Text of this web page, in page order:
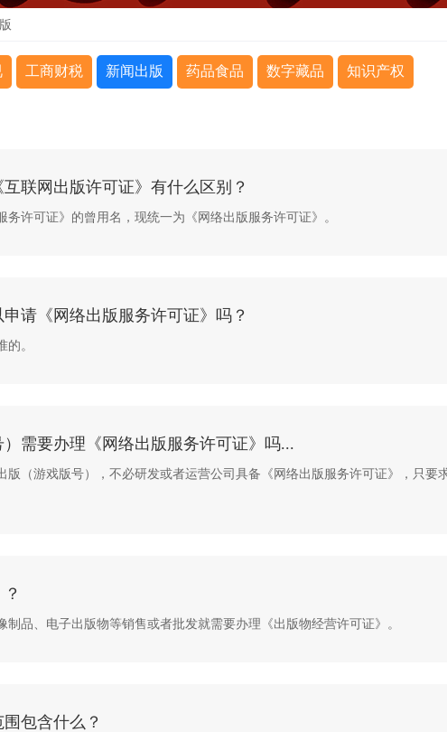
工商财税 新闻出版 药品食品 数字藏品 知识产权
联网出版许可证》有什么区别？
务许可证》的曾用名，现统一为《网络出版服务许可证》。
请《网络出版服务许可证》吗？
。
需要办理《网络出版服务许可证》吗...
（游戏版号），不必研发或者运营公司具备《网络出版服务许可证》，只要
品、电子出版物等销售或者批发就需要办理《出版物经营许可证》。
包含什么？